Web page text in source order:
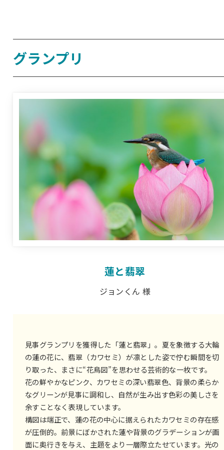
グランプリ
蓮と翡翠
ジョンくん 様
見事グランプリを獲得した「蓮と翡翠」。夏を象徴する大輪
の蓮の花に、翡翠（カワセミ）が凛とした姿で佇む瞬間を切
り取った、まさに“花鳥図”を思わせる芸術的な一枚です。
花の鮮やかなピンク、カワセミの深い翡翠色、背景の柔らか
なグリーンが見事に調和し、自然が生み出す色彩の美しさを
余すことなく表現しています。
構図は端正で、蓮の花の中心に据えられたカワセミの存在感
が圧倒的。前景にぼかされた蓮や背景のグラデーションが画
面に奥行きを与え、主題をより一層際立たせています。光の